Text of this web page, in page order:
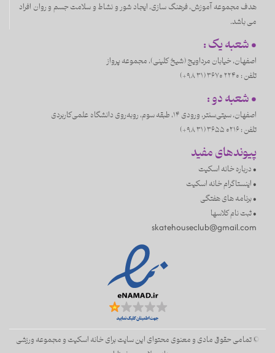
هدف مجموعه آموزش، فرهنگ سازی، ایجاد شور و نشاط و سلامت جسم و روان افراد
می باشد.
• شعبه یک :
اصفهان، خيابان مرداويج (شیخ کلینی)، مجموعه پرواز
تلفن : 3670 2240 (31 98+)
• شعبه دو :
اصفهان، سیتی‌سنتر، ورودی ۱۴، طبقه سوم، روبه‌روی دانشگاه علمی‌کاربردی
تلفن :3655 0216 (31 98+)
پیوندهای مفید
• درباره خانه اسکیت
• اینستاگرام خانه اسکیت
• برنامه های هفتگی
• ثبت نام کلاسها
skatehouseclub@gmail.com
© تمامی حقوق مادی و معنوی محتوای این سایت برایخانه اسکیت و مجموعه ورزشی